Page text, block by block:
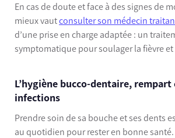
En cas de doute et face à des signes de
mieux vautconsulter son médecin
d’une prise en charge adaptée : un
symptomatique pour soulager la fièvre
L’hygiène bucco-dentaire,
infections
Prendre soin de sa bouche et ses dents
au quotidien pour rester en bonne santé.